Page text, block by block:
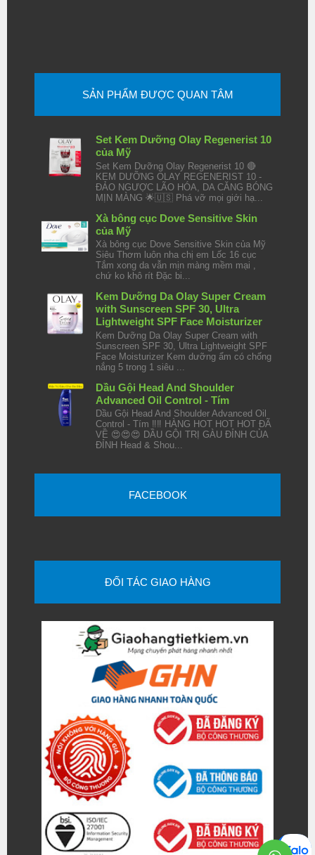
SẢN PHẨM ĐƯỢC QUAN TÂM
Set Kem Dưỡng Olay Regenerist 10
của Mỹ
Set Kem Dưỡng Olay Regenerist 10 🔴
KEM DƯỠNG OLAY REGENERIST 10 -
ĐẢO NGƯỢC LÃO HÓA, DA CĂNG BÓNG
MỊN MÀNG 🌟🇺🇸 Phá vỡ mọi giới hạ...
Xà bông cục Dove Sensitive Skin
của Mỹ
Xà bông cục Dove Sensitive Skin của Mỹ
Siêu Thơm luôn nha chị em Lốc 16 cục
Tắm xong da vẫn mịn màng mềm mại ,
chứ ko khô rít Đặc bi...
Kem Dưỡng Da Olay Super Cream
with Sunscreen SPF 30, Ultra
Lightweight SPF Face Moisturizer
Kem Dưỡng Da Olay Super Cream with
Sunscreen SPF 30, Ultra Lightweight SPF
Face Moisturizer Kem dưỡng ẩm có chống
nắng 5 trong 1 siêu ...
Dầu Gội Head And Shoulder
Advanced Oil Control - Tím
Dầu Gội Head And Shoulder Advanced Oil
Control - Tím ‼️‼️ HÀNG HOT HOT HOT ĐÃ
VỀ 😍😍😍 DẦU GỘI TRỊ GÀU ĐỈNH CỦA
ĐỈNH Head & Shou...
FACEBOOK
ĐỐI TÁC GIAO HÀNG